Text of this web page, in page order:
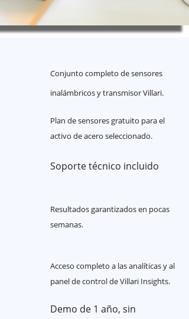
Conjunto completo de sensores
inalámbricos y transmisor Villari.
Plan de sensores gratuito para el
activo de acero seleccionado.
Soporte técnico incluido
Resultados garantizados en pocas
semanas.
Acceso completo a las analíticas y al
panel de control de Villari Insights.
Demo de 1 año, sin